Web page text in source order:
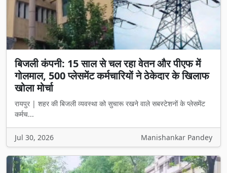
बिजली कंपनी: 15 साल से चल रहा वेतन और पीएफ में
गोलमाल, 500 प्लेसमेंट कर्मचारियों ने ठेकेदार के खिलाफ
खोला मोर्चा
रायपुर | शहर की बिजली व्यवस्था को सुचारू रखने वाले सबस्टेशनों के प्लेसमेंट
कर्मच...
Jul 30, 2026 Manishankar Pandey